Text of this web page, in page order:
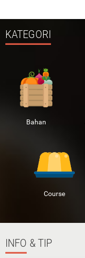
KATEGORI
Bahan
Course
INFO & TIP